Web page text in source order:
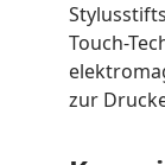
Touch-
zur